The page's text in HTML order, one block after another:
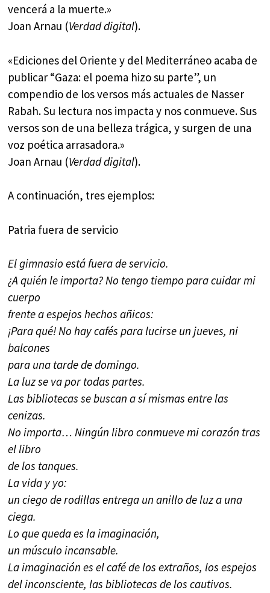
vencerá a la muerte.»
Joan Arnau (Verdad digital).
«Ediciones del Oriente y del Mediterráneo acaba de
publicar “Gaza: el poema hizo su parte”, un
compendio de los versos más actuales de Nasser
Rabah. Su lectura nos impacta y nos conmueve. Sus
versos son de una belleza trágica, y surgen de una
voz poética arrasadora.»
Joan Arnau (Verdad digital).
A continuación, tres ejemplos:
Patria fuera de servicio
El gimnasio está fuera de servicio.
¿A quién le importa? No tengo tiempo para cuidar mi
cuerpo
frente a espejos hechos añicos:
¡Para qué! No hay cafés para lucirse un jueves, ni
balcones
para una tarde de domingo.
La luz se va por todas partes.
Las bibliotecas se buscan a sí mismas entre las
cenizas.
No importa… Ningún libro conmueve mi corazón tras
el libro
de los tanques.
La vida y yo:
un ciego de rodillas entrega un anillo de luz a una
ciega.
Lo que queda es la imaginación,
un músculo incansable.
La imaginación es el café de los extraños, los espejos
del inconsciente, las bibliotecas de los cautivos.